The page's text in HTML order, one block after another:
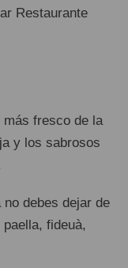
Restaurante
fresco de la
y los sabrosos
debes dejar de
fideuà,